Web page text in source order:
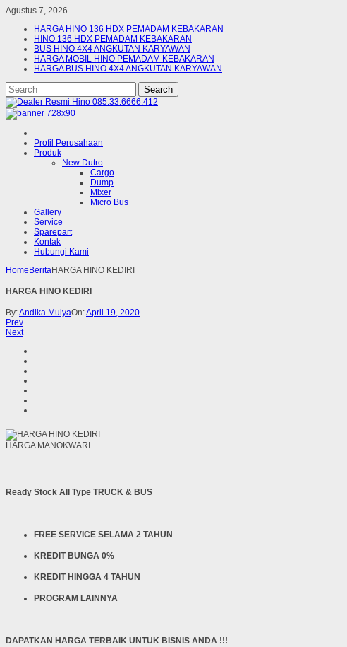
Agustus 7, 2026
HARGA HINO 136 HDX PEMADAM KEBAKARAN
HINO 136 HDX PEMADAM KEBAKARAN
BUS HINO 4X4 ANGKUTAN KARYAWAN
HARGA MOBIL HINO PEMADAM KEBAKARAN
HARGA BUS HINO 4X4 ANGKUTAN KARYAWAN
Profil Perusahaan
Produk
New Dutro
Cargo
Dump
Mixer
Micro Bus
Gallery
Service
Sparepart
Kontak
Hubungi Kami
Home BeritaHARGA HINO KEDIRI
HARGA HINO KEDIRI
By:Andika MulyaOn:April 19, 2020
Prev
Next
HARGA MANOKWARI
Ready Stock All Type TRUCK & BUS
FREE SERVICE SELAMA 2 TAHUN
KREDIT BUNGA 0%
KREDIT HINGGA 4 TAHUN
PROGRAM LAINNYA
DAPATKAN HARGA TERBAIK UNTUK BISNIS ANDA !!!